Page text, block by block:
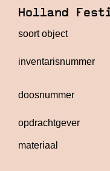
Holland
soort object
inventarisnummer
doosnummer
opdrachtgever
materiaal